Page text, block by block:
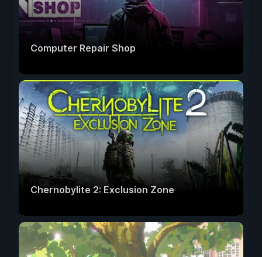
Computer Repair Shop
Chernobylite 2: Exclusion Zone